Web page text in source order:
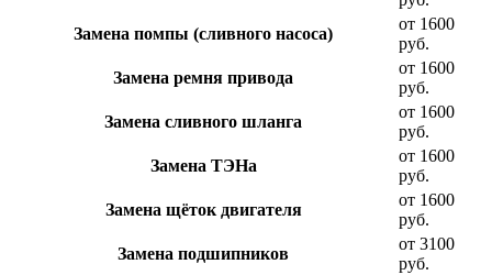
Замена помпы (сливного насоса)
от 1600
руб.
Замена ремня привода
от 1600
руб.
Замена сливного шланга
от 1600
руб.
Замена ТЭНа
от 1600
руб.
Замена щёток двигателя
от 1600
руб.
Замена подшипников
от 3100
руб.